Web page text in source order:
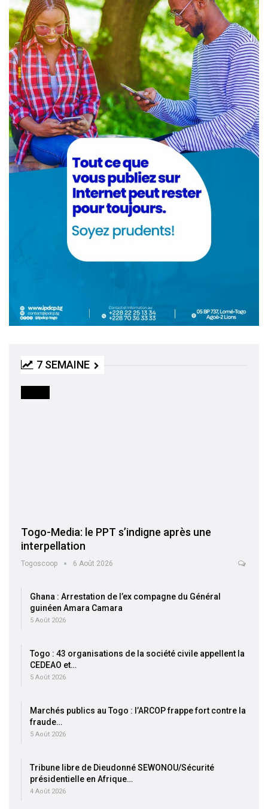
7 SEMAINE
Togo-Media: le PPT s’indigne après une
interpellation
Togoscoop 6 Août 2026
Ghana : Arrestation de l’ex compagne du Général
guinéen Amara Camara
5 Août 2026
Togo : 43 organisations de la société civile appellent la
CEDEAO et…
5 Août 2026
Marchés publics au Togo : l’ARCOP frappe fort contre la
fraude…
5 Août 2026
Tribune libre de Dieudonné SEWONOU/Sécurité
présidentielle en Afrique…
4 Août 2026